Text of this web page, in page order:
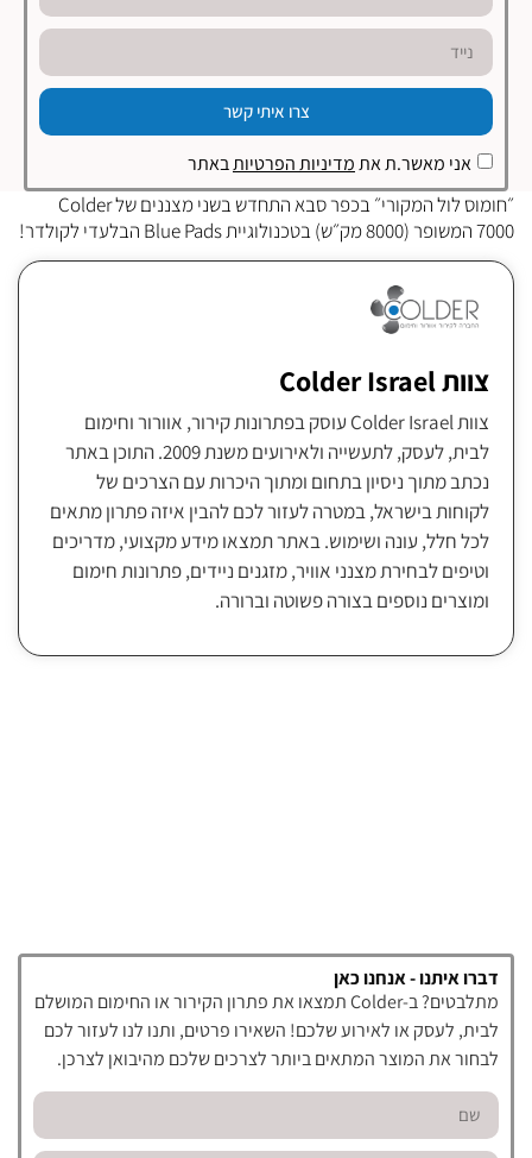
אני מאשר.ת אתמדיניות הפרטיותבאתר
צרו איתי קשר
״חומוס לול המקורי״ בכפר סבא התחדש בשני מצננים של Colder
7000 המשופר (8000 מק״ש) בטכנולוגיית Blue Pads הבלעדי לקולדר!
צוות Colder Israel
צוות Colder Israel עוסק בפתרונות קירור, אוורור וחימום
לבית, לעסק, לתעשייה ולאירועים משנת 2009. התוכן באתר
נכתב מתוך ניסיון בתחום ומתוך היכרות עם הצרכים של
לקוחות בישראל, במטרה לעזור לכם להבין איזה פתרון מתאים
לכל חלל, עונה ושימוש. באתר תמצאו מידע מקצועי, מדריכים
וטיפים לבחירת מצנני אוויר, מזגנים ניידים, פתרונות חימום
ומוצרים נוספים בצורה פשוטה וברורה.
דברו איתנו - אנחנו כאן
מתלבטים? ב-Colder תמצאו את פתרון הקירור או החימום המושלם
לבית, לעסק או לאירוע שלכם! השאירו פרטים, ותנו לנו לעזור לכם
לבחור את המוצר המתאים ביותר לצרכים שלכם מהיבואן לצרכן.